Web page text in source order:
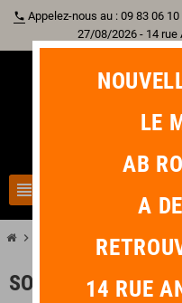
phone Appelez-nous au : 09 83 06
27/08/2026 - 14 rue
view_headline
chevron_right Accessoire Batterie
SOURDINE
LE
AB
A
14 RUE